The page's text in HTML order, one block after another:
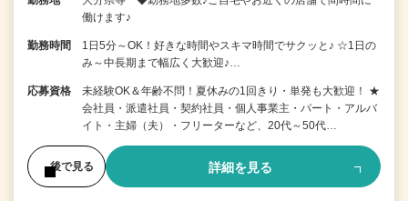
働けます♪
勤務時間
1日5分～OK！好きな時間やスキマ時間でサクッと♪ ☆1日の
み～中長期まで幅広く大歓迎♪…
応募資格
未経験OK＆年齢不問！夏休みの1回きり・単発も大歓迎！ ★
会社員・派遣社員・契約社員・個人事業主・パート・アルバ
イト・主婦（夫）・フリーターなど、20代～50代…
後で見る 詳細を見る